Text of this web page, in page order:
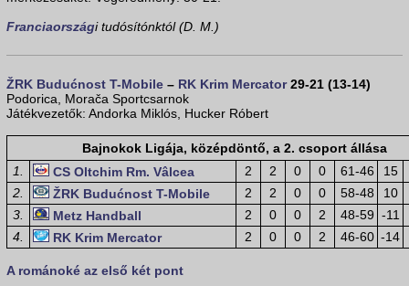
Franciaországi tudósítónktól (D. M.)
ŽRK Budućnost T-Mobile – RK Krim Mercator29-21 (13-14)
Podorica, Morača Sportcsarnok
Játékvezetők: Andorka Miklós, Hucker Róbert
Bajnokok Ligája, középdöntő, a 2. csoport állása
1.
CS Oltchim Rm. Vâlcea 2 2 0 0 61-46
15
2.
ŽRK Budućnost T-Mobile 2 2 0 0 58-48
10
3.
Metz Handball 2 0 0 2 48-59 -11
4.
RK Krim Mercator 2 0 0 2 46-60 -14
A románoké az első két pont